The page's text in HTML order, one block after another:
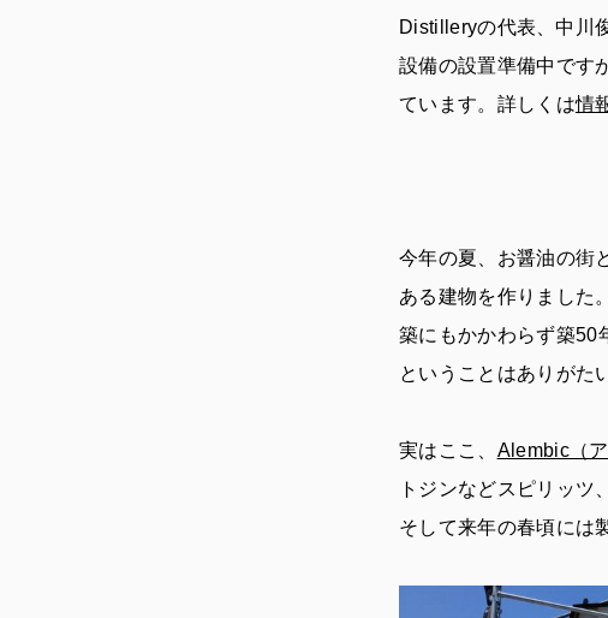
Distilleryの代表、中川
設備の設置準備中です
ています。詳しくは情
今年の夏、お醤油の街
ある建物を作りました
築にもかかわらず築50
ということはありがた
実はここ、 Alembic（
トジンなどスピリッツ
そして来年の春頃には